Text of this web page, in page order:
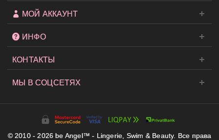
МОЙ АККАУНТ
ИНФО
КОНТАКТЫ
МЫ В СОЦСЕТЯХ
© 2010 - 2026 be Angel™ - Lingerie, Swim & Beauty. Все права